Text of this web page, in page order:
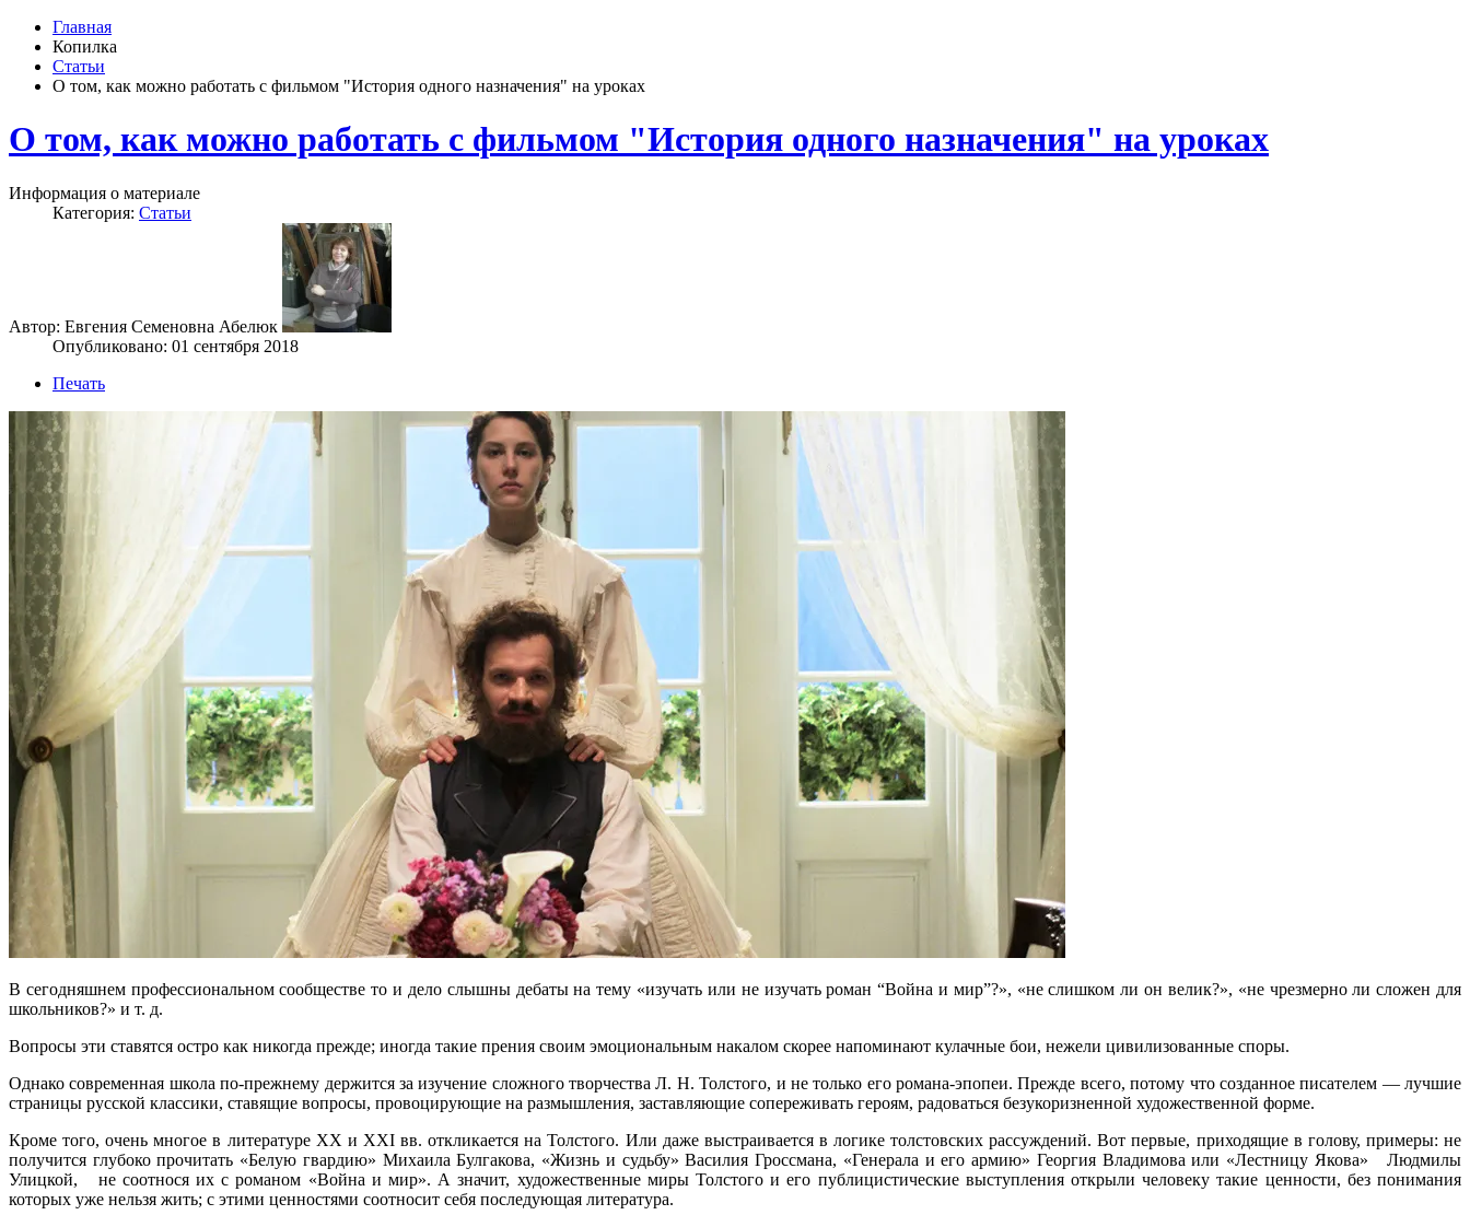
Главная
Копилка
Статьи
О том, как можно работать с фильмом "История одного назначения" на уроках
О том, как можно работать с фильмом "История одного назначения" на уроках
Информация о материале
Категория: Статьи
Автор: Евгения Семеновна Абелюк
Опубликовано: 01 сентября 2018
Печать
В сегодняшнем профессиональном сообществе то и дело слышны дебаты на тему «изучать или не изучать роман “Война и мир”?», «не слишком ли он велик?», «не чрезмерно ли сложен для
школьников?» и т. д.
Вопросы эти ставятся остро как никогда прежде; иногда такие прения своим эмоциональным накалом скорее напоминают кулачные бои, нежели цивилизованные споры.
Однако современная школа по-прежнему держится за изучение сложного творчества Л. Н. Толстого, и не только его романа-эпопеи. Прежде всего, потому что созданное писателем — лучшие
страницы русской классики, ставящие вопросы, провоцирующие на размышления, заставляющие сопереживать героям, радоваться безукоризненной художественной форме.
Кроме того, очень многое в литературе XX и XXI вв. откликается на Толстого. Или даже выстраивается в логике толстовских рассуждений. Вот первые, приходящие в голову, примеры: не
получится глубоко прочитать «Белую гвардию» Михаила Булгакова, «Жизнь и судьбу» Василия Гроссмана, «Генерала и его армию» Георгия Владимова или «Лестницу Якова» Людмилы
Улицкой, не соотнося их с романом «Война и мир». А значит, художественные миры Толстого и его публицистические выступления открыли человеку такие ценности, без понимания
которых уже нельзя жить; с этими ценностями соотносит себя последующая литература.